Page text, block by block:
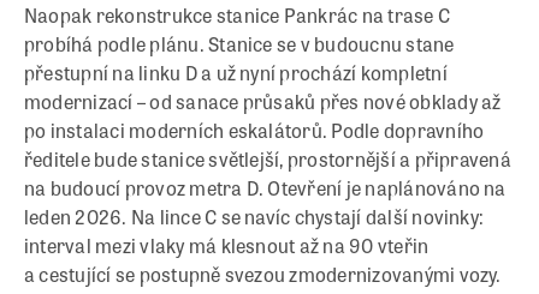
Naopak rekonstrukce stanice Pankrác na trase C
probíhá podle plánu. Stanice se v budoucnu stane
přestupní na linku D a už nyní prochází kompletní
modernizací – od sanace průsaků přes nové obklady až
po instalaci moderních eskalátorů. Podle dopravního
ředitele bude stanice světlejší, prostornější a připravená
na budoucí provoz metra D. Otevření je naplánováno na
leden 2026. Na lince C se navíc chystají další novinky:
interval mezi vlaky má klesnout až na 90 vteřin
a cestující se postupně svezou zmodernizovanými vozy.